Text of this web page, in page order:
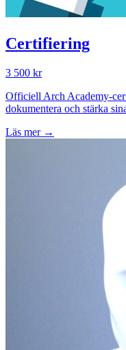
Certifiering
3 500 kr
Officiell Arch Academy-
dokumentera och stärka
Läs mer →